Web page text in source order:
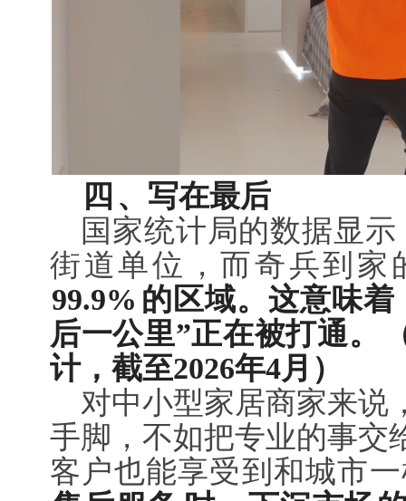
四 、写在最后
国家统计局的数据显
街道单位，而奇兵到家
99.9% 的区域。这意味
后一公里”正在被打通。
计，截至2026年4月）
对中小型家居商家来说
手脚，不如把专业的事交
客户也能享受到和城市